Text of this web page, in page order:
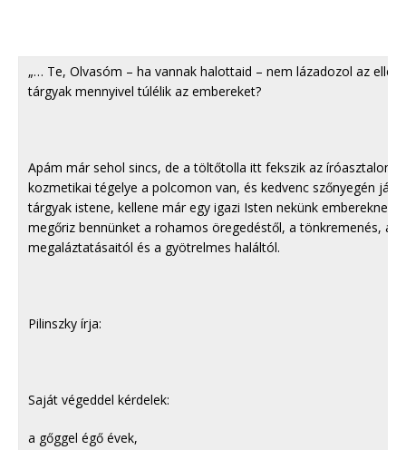
„… Te, Olvasóm – ha vannak halottaid – nem lázadozol az
tárgyak mennyivel túlélik az embereket?
Apám már sehol sincs, de a töltőtolla itt fekszik az
kozmetikai tégelye a polcomon van, és kedvenc szőnyegén
tárgyak istene, kellene már egy igazi Isten nekünk embereknek
megőriz bennünket a rohamos öregedéstől, a tönkremenés, a
megaláztatásaitól és a gyötrelmes haláltól.
Pilinszky írja:
Saját végeddel kérdelek:
a gőggel égő évek,